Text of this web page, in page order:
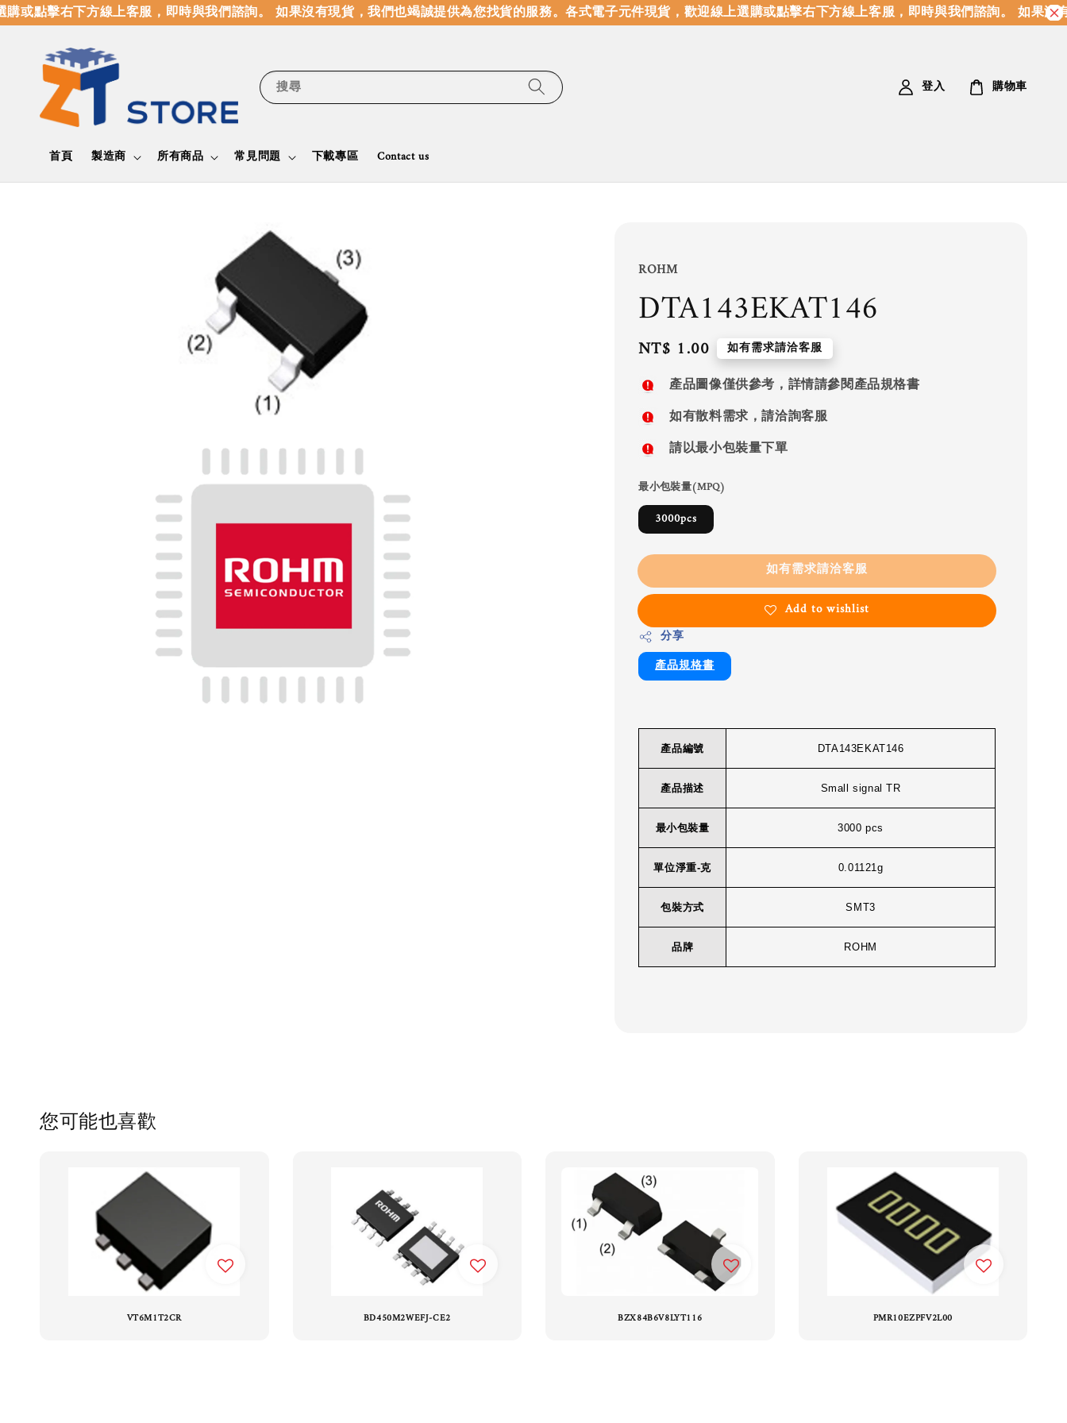
點擊右下方線上客服，即時與我們諮詢。 如果沒有現貨，我們也竭誠提供為您找貨的服務。各式電子元件現貨，歡迎線上選購或點擊右下方線上客服，即時與我們諮詢。 如果沒
搜尋
首頁 製造商 所有商品 常見問題 下載專區 Contact us
登入 購物車
ROHM
DTA143EKAT146
Regular
price
NT$ 1.00 如有需求請洽客服
產品圖像僅供參考，詳情請參閱產品規格書
如有散料需求，請洽詢客服
請以最小包裝量下單
最小包裝量(MPQ)
3000pcs
如有需求請洽客服
Add to wishlist
分享
產品規格書
產品編號 DTA143EKAT146
產品描述 Small signal TR
最小包裝量 3000 pcs
單位淨重-克 0.01121g
包裝方式 SMT3
品牌 ROHM
您可能也喜歡
VT6M1T2CR BD450M2WEFJ-CE2 BZX84B6V8LYT116 PMR10EZPFV2L00